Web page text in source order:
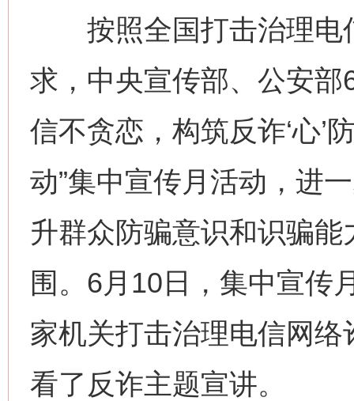
按照全国打击治理电
求，中央宣传部、公安部
信不贪恋，构筑反诈‘心’
动”集中宣传月活动，进
升群众防骗意识和识骗
围。6月10日，集中宣传
家机关打击治理电信网
看了反诈主题宣讲。